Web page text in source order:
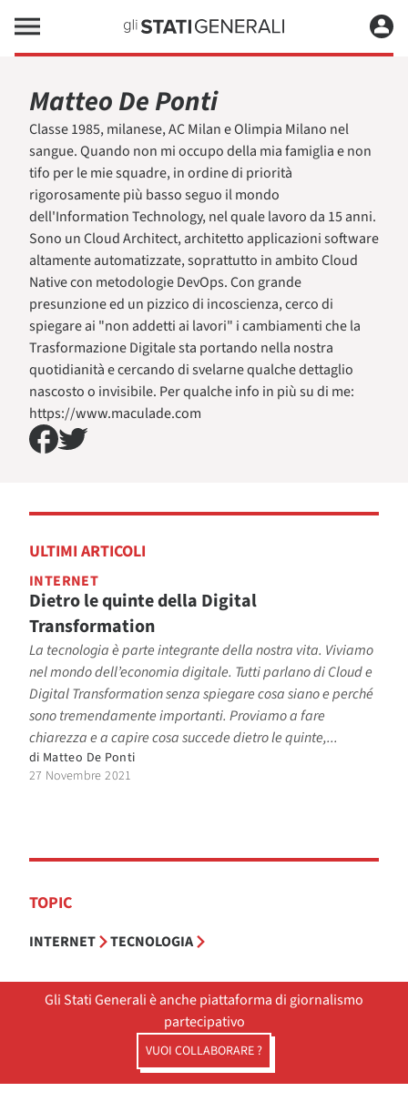
Matteo De Ponti
Classe 1985, milanese, AC Milan e Olimpia Milano nel
sangue. Quando non mi occupo della mia famiglia e non
tifo per le mie squadre, in ordine di priorità
rigorosamente più basso seguo il mondo
dell'Information Technology, nel quale lavoro da 15 anni.
Sono un Cloud Architect, architetto applicazioni software
altamente automatizzate, soprattutto in ambito Cloud
Native con metodologie DevOps. Con grande
presunzione ed un pizzico di incoscienza, cerco di
spiegare ai "non addetti ai lavori" i cambiamenti che la
Trasformazione Digitale sta portando nella nostra
quotidianità e cercando di svelarne qualche dettaglio
nascosto o invisibile. Per qualche info in più su di me:
https://www.maculade.com
ULTIMI ARTICOLI
INTERNET
Dietro le quinte della Digital
Transformation
La tecnologia è parte integrante della nostra vita. Viviamo
nel mondo dell’economia digitale. Tutti parlano di Cloud e
Digital Transformation senza spiegare cosa siano e perché
sono tremendamente importanti. Proviamo a fare
chiarezza e a capire cosa succede dietro le quinte,...
di Matteo De Ponti
27 Novembre 2021
TOPIC
INTERNET TECNOLOGIA
Gli Stati Generali è anche piattaforma di giornalismo
partecipativo
VUOI COLLABORARE ?